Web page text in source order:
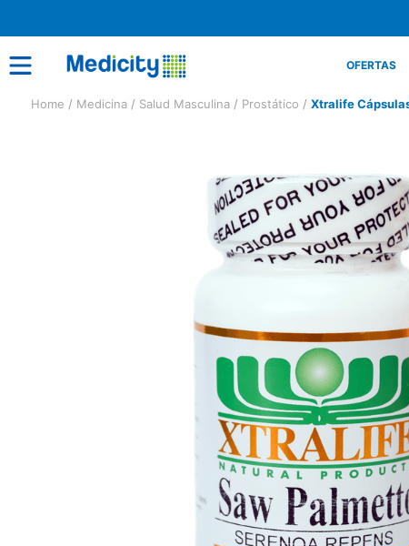
OFERTAS
Medicina Salud Masculina Prostático Xtralife